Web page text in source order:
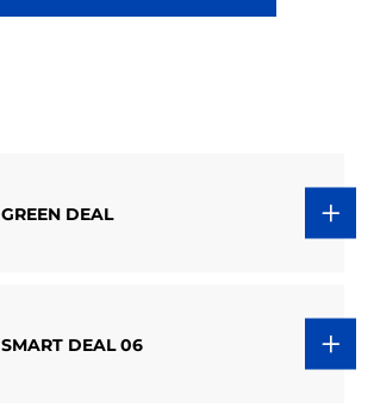
GREEN DEAL
SMART DEAL 06